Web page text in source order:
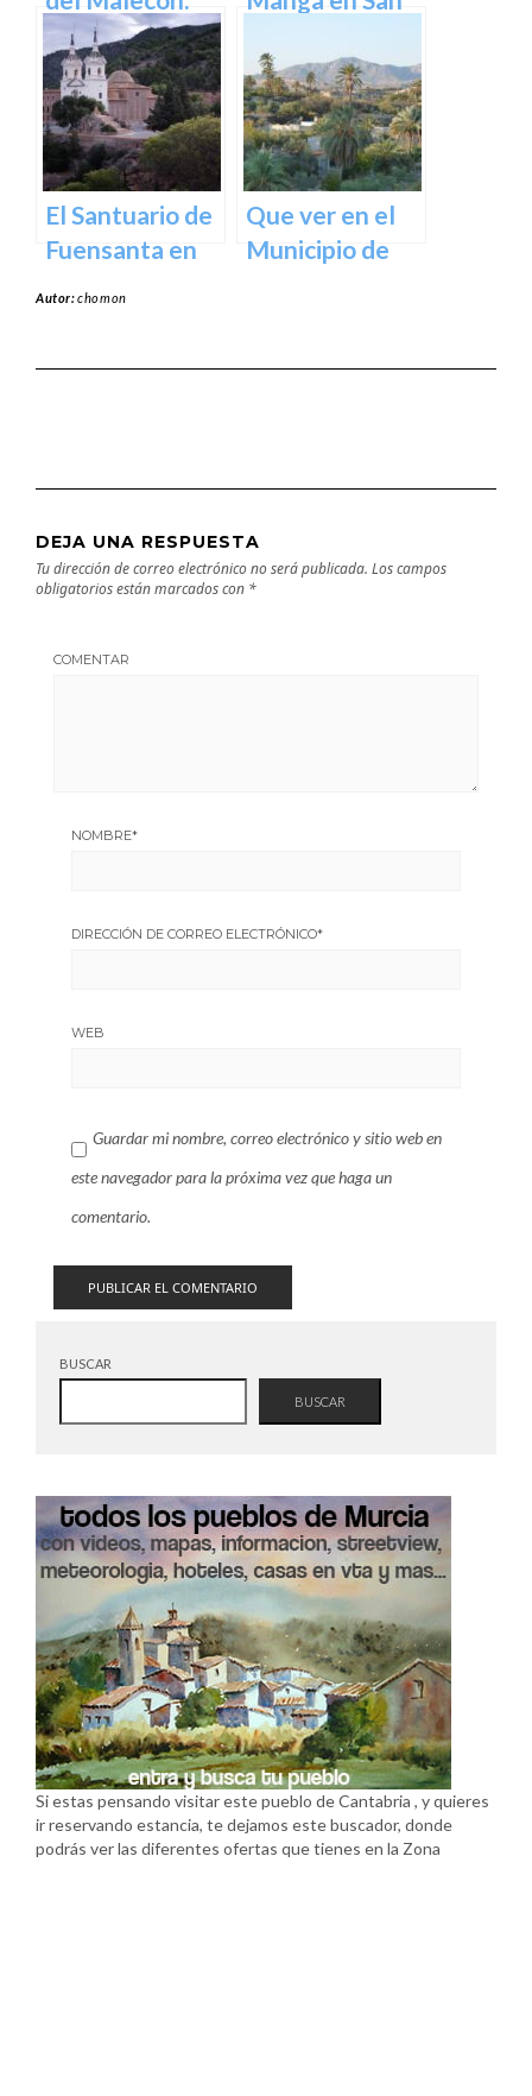
Un Oasis en la
Ciudad.
Cartagena
El Santuario de
Fuensanta en
Que ver en el
Municipio de
Autor:chomon
DEJA UNA RESPUESTA
Tu dirección de correo electrónico no será publicada. Los campos
obligatorios están marcados con *
COMENTAR
NOMBRE*
DIRECCIÓN DE CORREO ELECTRÓNICO*
WEB
Guardar mi nombre, correo electrónico y sitio web en
este navegador para la próxima vez que haga un
comentario.
BUSCAR
BUSCAR
Si estas pensando visitar este pueblo de Cantabria , y quieres
ir reservando estancia, te dejamos este buscador, donde
podrás ver las diferentes ofertas que tienes en la Zona